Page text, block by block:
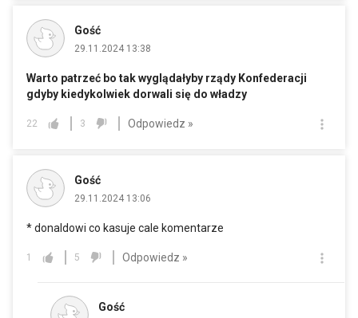
Gość
29.11.2024 13:38
Warto patrzeć bo tak wyglądałyby rządy Konfederacji
gdyby kiedykolwiek dorwali się do władzy
22 3 Odpowiedz »
Gość
29.11.2024 13:06
* donaldowi co kasuje cale komentarze
1 5 Odpowiedz »
Gość